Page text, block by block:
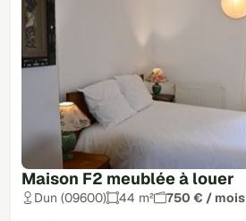
Maison F2 meublée à louer
Dun (09600) 44 m² 750 € / mois